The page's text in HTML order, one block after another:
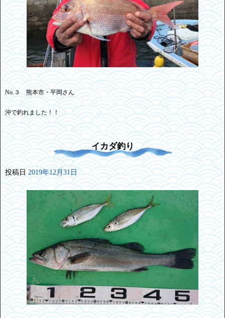
No.３ 熊本市・平岡さん
沖で釣れました！！
イカダ釣り
投稿日 2019年12月31日